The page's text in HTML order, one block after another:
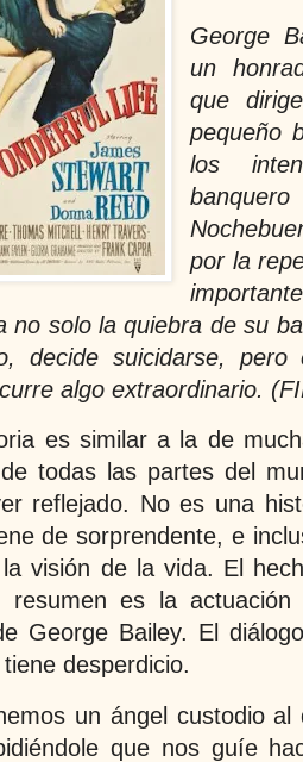
George
un
que
pequeño
los
por la
no solo la quiebra de su
decide suicidarse,
algo extraordinario.
es similar a la de
todas las partes del
reflejado. No es una
de sorprendente, e
visión de la vida. El
resumen es la
George Bailey. El
desperdicio.
un ángel custodio
que nos guíe